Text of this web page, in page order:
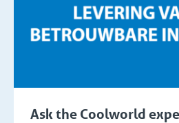
Ask the Coolworld